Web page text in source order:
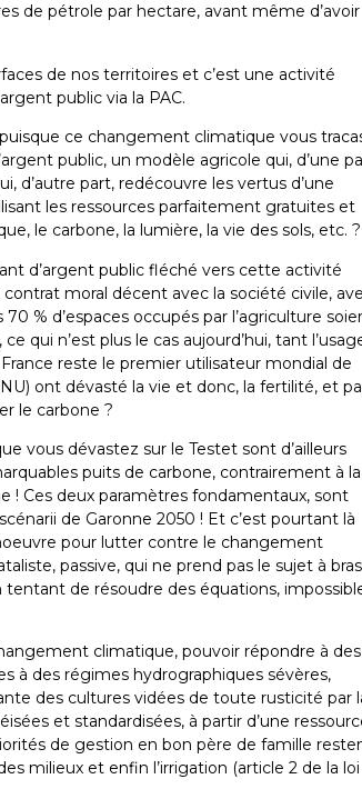
de pétrole par hectare, avant même d’avoir
de nos territoires et c’est une activité
public via la PAC.
ce changement climatique vous
public, un modèle agricole qui, d’une
d’autre part, redécouvre les vertus d’une
les ressources parfaitement gratuites et
le carbone, la lumière, la vie des sols, etc. ?
d’argent public fléché vers cette activité
moral décent avec la société civile,
% d’espaces occupés par l’agriculture
qui n’est plus le cas aujourd’hui, tant
reste le premier utilisateur mondial de
ont dévasté la vie et donc, la fertilité, et
le carbone ?
vous dévastez sur le Testet sont d’ailleurs
puits de carbone, contrairement à la
! Ces deux paramètres fondamentaux, sont
de Garonne 2050 ! Et c’est pourtant là
pour lutter contre le changement
passive, qui ne prend pas le sujet à
de résoudre des équations,
climatique, pouvoir répondre à des
à des régimes hydrographiques sévères,
des cultures vidées de toute rusticité par
et standardisées, à partir d’une
de gestion en bon père de famille
milieux et enfin l’irrigation (article 2 de la